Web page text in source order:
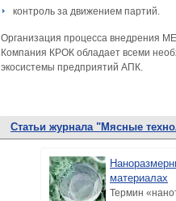
контроль за движением партий.
Организация процесса внедрения
Компания КРОК обладает всеми
экосистемы предприятий АПК.
Статьи журнала "Мясные
материалах
Термин